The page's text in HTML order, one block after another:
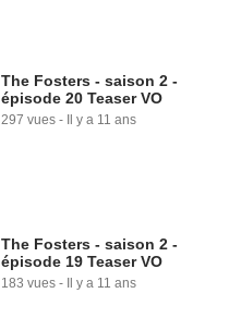
The Fosters - saison 2 -
épisode 20 Teaser VO
297 vues - Il y a 11 ans
The Fosters - saison 2 -
épisode 19 Teaser VO
183 vues - Il y a 11 ans